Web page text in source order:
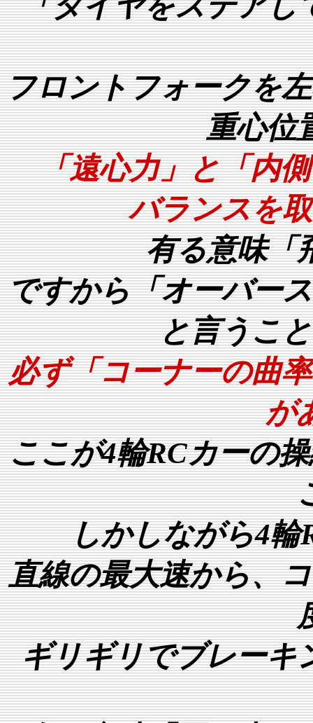
フロントフォークを
重心位
「遠心力」と「内
バランスを
有る意味「
ですから「オーバー
と言うこ
必ず「コーナーの曲
が
ここが4輪RCカーの
しかしながら4輪
直線の最大速から、
ギリギリでブレーキ